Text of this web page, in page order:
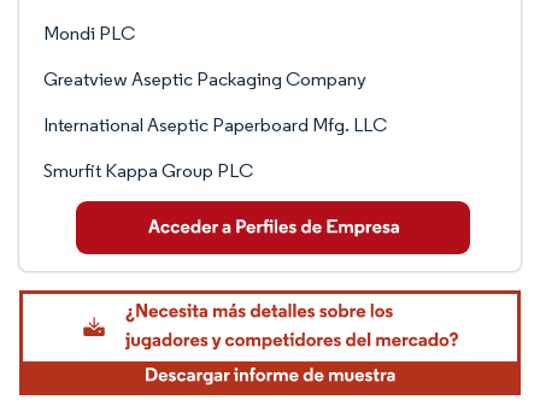
Mondi PLC
Greatview Aseptic Packaging Company
International Aseptic Paperboard Mfg. LLC
Smurfit Kappa Group PLC